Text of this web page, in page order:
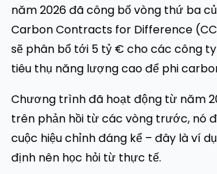
năm 2026 đã công bố vòng thứ ba
Carbon Contracts for Difference
sẽ phân bổ tới 5 tỷ € cho các công
tiêu thụ năng lượng cao để phi
Chương trình đã hoạt động từ năm
trên phản hồi từ các vòng trước, nó
cuộc hiệu chỉnh đáng kể – đây là ví
định nên học hỏi từ thực tế.